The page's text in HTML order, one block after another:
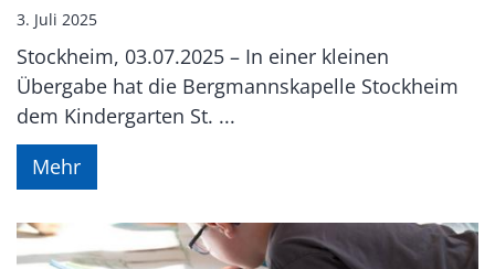
3. Juli 2025
Stockheim, 03.07.2025 – In einer kleinen
Übergabe hat die Bergmannskapelle Stockheim
dem Kindergarten St. ...
Mehr